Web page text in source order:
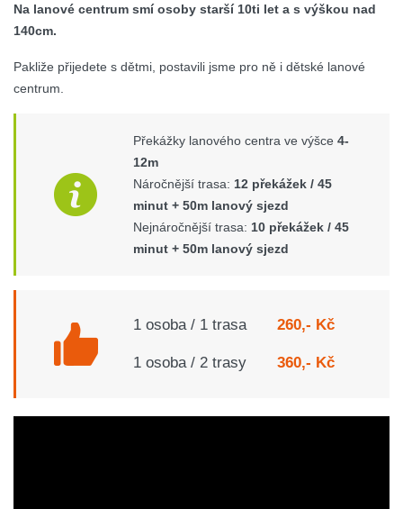
Na lanové centrum smí osoby starší 10ti let a s výškou nad
140cm.
Pakliže přijedete s dětmi, postavili jsme pro ně i dětské lanové
centrum.
Překážky lanového centra ve výšce 4-
12m
Náročnější trasa: 12 překážek / 45
minut + 50m lanový sjezd
Nejnáročnější trasa: 10 překážek / 45
minut + 50m lanový sjezd
1 osoba / 1 trasa 260,- Kč
1 osoba / 2 trasy 360,- Kč